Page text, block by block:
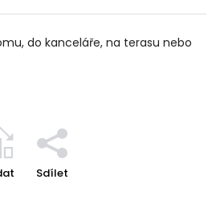
do kanceláře, na terasu nebo
Sdílet